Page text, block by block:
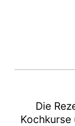
Die